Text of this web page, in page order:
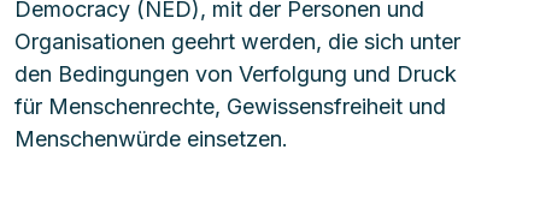
Democracy (NED), mit der Personen und
Organisationen geehrt werden, die sich unter
den Bedingungen von Verfolgung und Druck
für Menschenrechte, Gewissensfreiheit und
Menschenwürde einsetzen.